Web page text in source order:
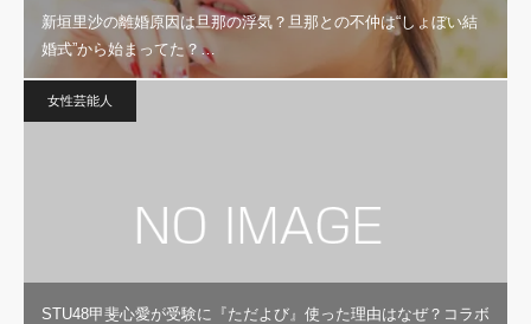
新垣里沙の離婚原因は旦那の浮気？旦那との不仲は“しょぼい結
婚式”から始まってた？…
女性芸能人
STU48甲斐心愛が受験に『ただよび』使った理由はなぜ？コラボ